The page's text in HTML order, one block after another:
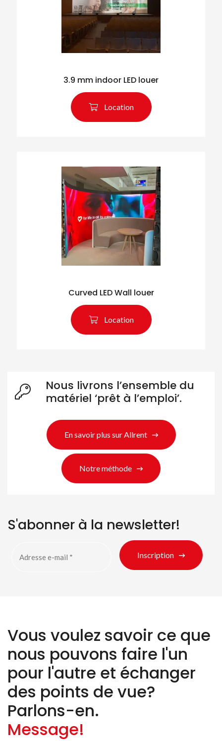
3.9 mm indoor LED louer
Location
Curved LED Wall louer
Location
Nous livrons l’ensemble du
matériel ‘prêt à l’emploi’.
En savoir plus sur Allrent
Notre méthode
S'abonner à la newsletter!
Inscription
Vous voulez savoir ce que
nous pouvons faire l'un
pour l'autre et échanger
des points de vue?
Parlons-en.
Message!
Rechercher des produits